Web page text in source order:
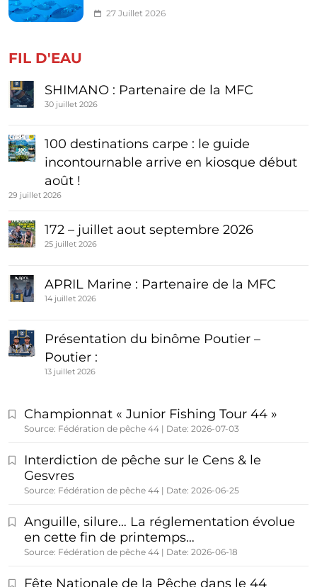
27 Juillet 2026
FIL D'EAU
SHIMANO : Partenaire de la MFC
30 juillet 2026
100 destinations carpe : le guide
incontournable arrive en kiosque début
août !
29 juillet 2026
172 – juillet aout septembre 2026
25 juillet 2026
APRIL Marine : Partenaire de la MFC
14 juillet 2026
Présentation du binôme Poutier –
Poutier :
13 juillet 2026
Championnat « Junior Fishing Tour 44 »
Source: Fédération de pêche 44 Date: 2026-07-03
Interdiction de pêche sur le Cens & le
Gesvres
Source: Fédération de pêche 44 Date: 2026-06-25
Anguille, silure… La réglementation évolue
en cette fin de printemps…
Source: Fédération de pêche 44 Date: 2026-06-18
Fête Nationale de la Pêche dans le 44